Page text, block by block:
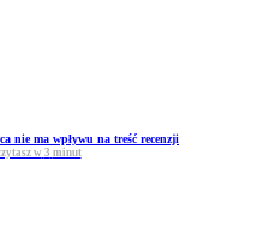
nie ma wpływu na treść recenzji
w 3 minut